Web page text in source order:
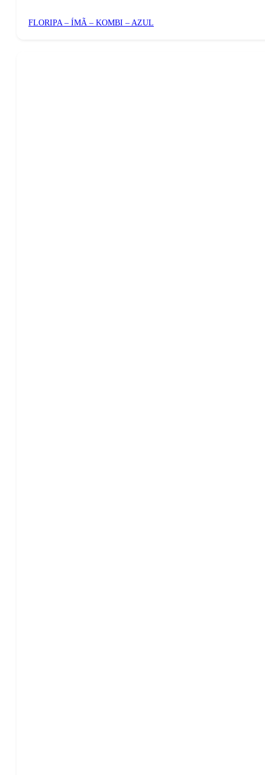
FLORIPA – ÍMÃ – KOMBI – AZUL